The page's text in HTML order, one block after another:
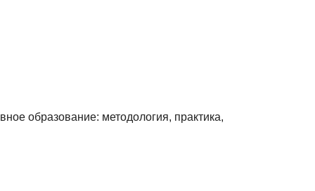
образование: методология, практика,